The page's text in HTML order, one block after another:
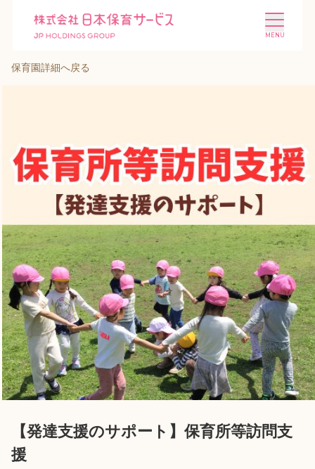
施設を探す 選ばれる理由
会社概要 ニュース
投資家情報 採用情報
Language
ホーム
利用者の声
プライバシーポリシー
保育園詳細へ戻る
【発達支援のサポート】保育所等訪問支
援